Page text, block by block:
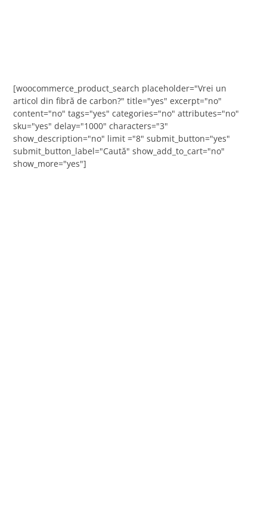
[woocommerce_product_search placeholder="Vrei un
articol din fibră de carbon?" title="yes" excerpt="no"
content="no" tags="yes" categories="no" attributes="no"
sku="yes" delay="1000" characters="3"
show_description="no" limit ="8" submit_button="yes"
submit_button_label="Caută" show_add_to_cart="no"
show_more="yes"]